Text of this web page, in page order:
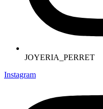
JOYERIA_PERRET
Instagram